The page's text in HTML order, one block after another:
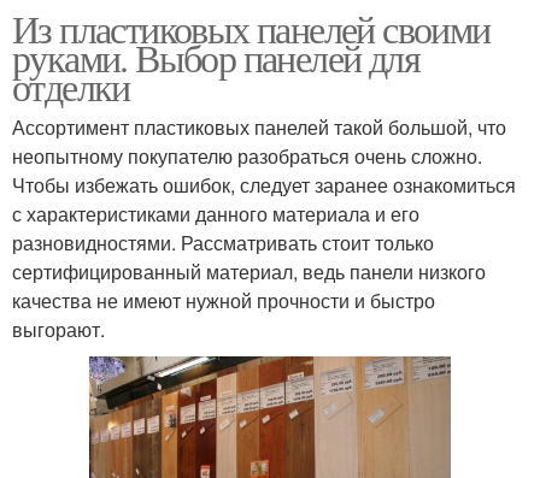
Из пластиковых панелей своими
руками. Выбор панелей для
отделки
Ассортимент пластиковых панелей такой большой, что
неопытному покупателю разобраться очень сложно.
Чтобы избежать ошибок, следует заранее ознакомиться
с характеристиками данного материала и его
разновидностями. Рассматривать стоит только
сертифицированный материал, ведь панели низкого
качества не имеют нужной прочности и быстро
выгорают.